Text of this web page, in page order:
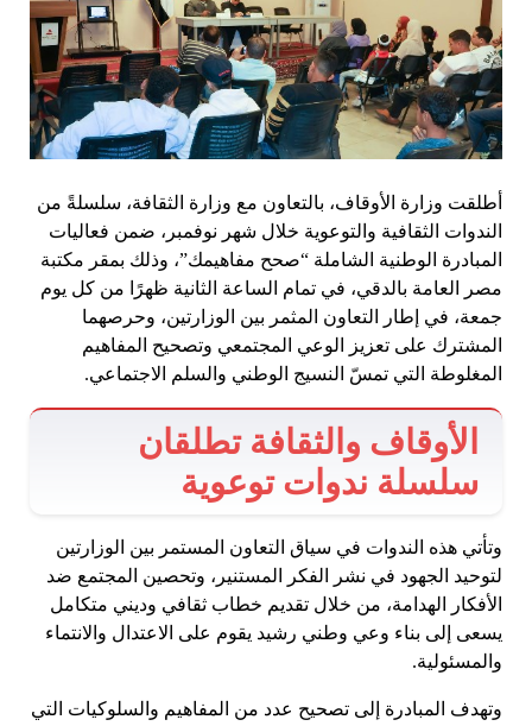
أطلقت وزارة الأوقاف، بالتعاون مع وزارة الثقافة، سلسلةً من
الندوات الثقافية والتوعوية خلال شهر نوفمبر، ضمن فعاليات
المبادرة الوطنية الشاملة “صحح مفاهيمك”، وذلك بمقر مكتبة
مصر العامة بالدقي، في تمام الساعة الثانية ظهرًا من كل يوم
جمعة، في إطار التعاون المثمر بين الوزارتين، وحرصهما
المشترك على تعزيز الوعي المجتمعي وتصحيح المفاهيم
المغلوطة التي تمسّ النسيج الوطني والسلم الاجتماعي.
الأوقاف والثقافة تطلقان
سلسلة ندوات توعوية
وتأتي هذه الندوات في سياق التعاون المستمر بين الوزارتين
لتوحيد الجهود في نشر الفكر المستنير، وتحصين المجتمع ضد
الأفكار الهدامة، من خلال تقديم خطاب ثقافي وديني متكامل
يسعى إلى بناء وعي وطني رشيد يقوم على الاعتدال والانتماء
والمسئولية.
وتهدف المبادرة إلى تصحيح عدد من المفاهيم والسلوكيات التي